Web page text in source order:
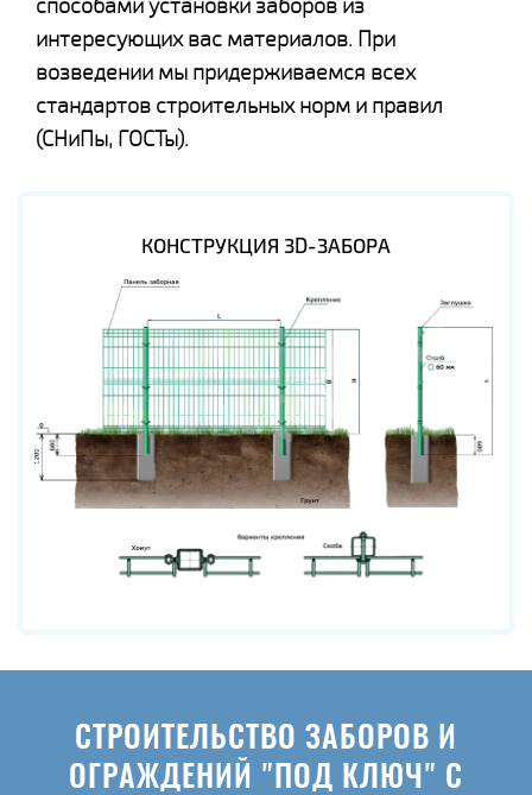
способами установки заборов из
интересующих вас материалов. При
возведении мы придерживаемся всех
стандартов строительных норм и правил
(СНиПы, ГОСТы).
КОНСТРУКЦИЯ 3D-ЗАБОРА
СТРОИТЕЛЬСТВО ЗАБОРОВ И
ОГРАЖДЕНИЙ "ПОД КЛЮЧ" С